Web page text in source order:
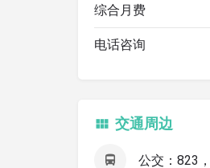
综合月费
电话咨询
交通周边
公交：823